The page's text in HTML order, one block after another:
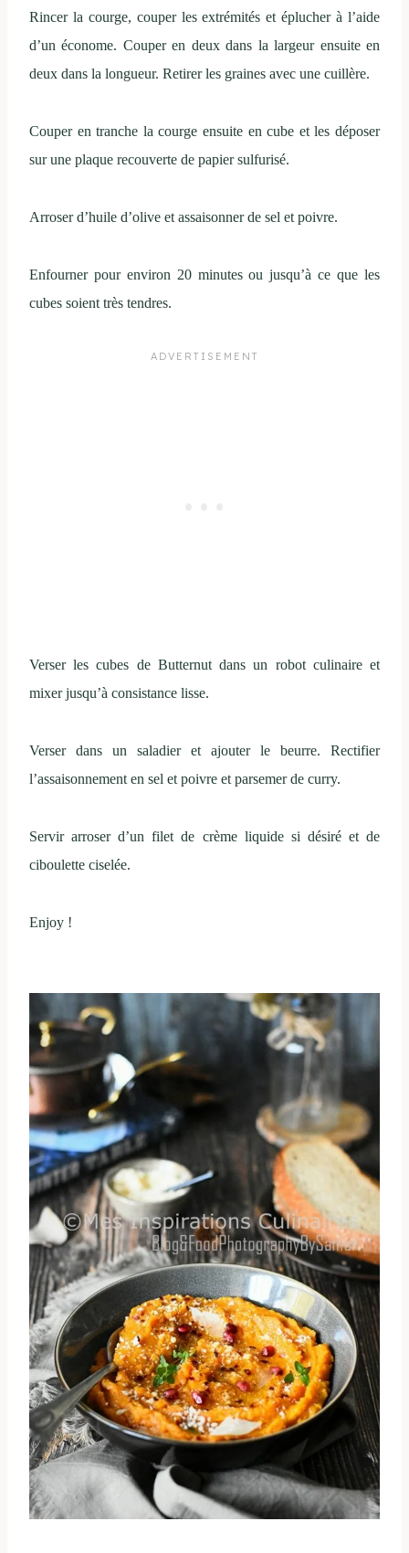
Rincer la courge, couper les extrémités et éplucher à l’aide
d’un économe. Couper en deux dans la largeur ensuite en
deux dans la longueur. Retirer les graines avec une cuillère.
Couper en tranche la courge ensuite en cube et les déposer
sur une plaque recouverte de papier sulfurisé.
Arroser d’huile d’olive et assaisonner de sel et poivre.
Enfourner pour environ 20 minutes ou jusqu’à ce que les
cubes soient très tendres.
Verser les cubes de Butternut dans un robot culinaire et
mixer jusqu’à consistance lisse.
Verser dans un saladier et ajouter le beurre. Rectifier
l’assaisonnement en sel et poivre et parsemer de curry.
Servir arroser d’un filet de crème liquide si désiré et de
ciboulette ciselée.
Enjoy !